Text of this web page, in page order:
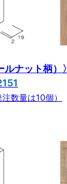
ルナット柄）〉
数量は10個）